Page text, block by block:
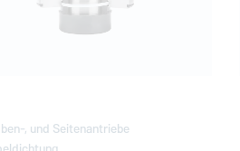
, und Seitenantriebe